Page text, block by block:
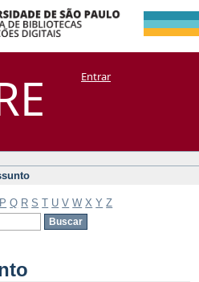
por:
+ CoriscoEntrar
P Q R S T U V W X Y Z